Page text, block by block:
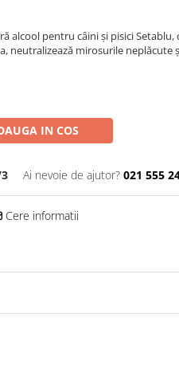
alcool pentru câini și pisici Setablu,
neutralizează mirosurile neplăcute
IN COS
Ai nevoie de ajutor? 021 555
Cere informatii